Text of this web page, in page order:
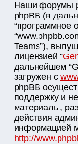
Наши форумы
phpBB (в
“программное
Teams”),
лицензией “
дальнейшем
загружен с
phpBB
поддержку и
материалы,
действия
информацией
http://